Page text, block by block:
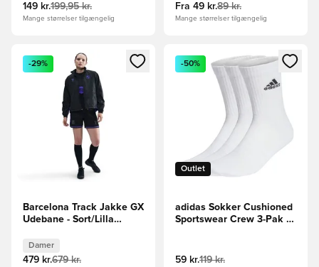
149 kr.199,95 kr.
Mange størrelser tilgængelig
Fra 49 kr.89 kr.
Mange størrelser tilgængelig
Åbner en Modal til at logge ind eller tilmelde dig som
-29%
Barcelona Track Jakke GX
Udebane - Sort/Lilla
Damer
479 kr.679 kr.
Åbner en Modal til at logge
Outlet
-50%
adidas Sokker Cushioned
Sportswear Crew 3-Pak -
59 kr.119 kr.